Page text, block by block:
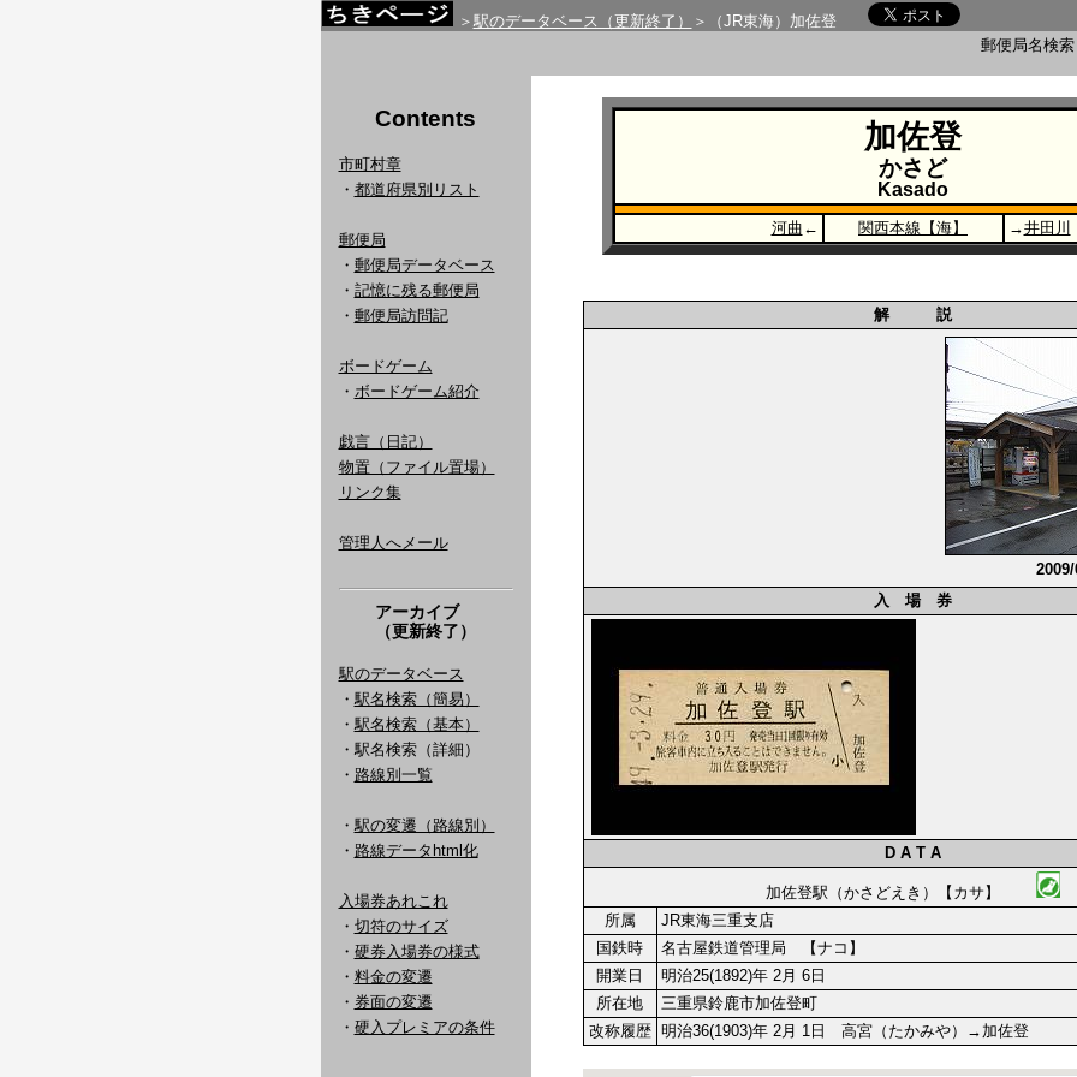
＞ 駅のデータベース（更新終了）
＞（JR東海）加佐登
郵便局名検
Contents
市町村章
・ 都道府県別リスト
郵便局
・ 郵便局データベース
・ 記憶に残る郵便局
・ 郵便局訪問記
ボードゲーム
・ ボードゲーム紹介
戯言（日記）
物置（ファイル置場）
リンク集
管理人へメール
アーカイブ
（更新終了）
駅のデータベース
・ 駅名検索（簡易）
・ 駅名検索（基本）
・駅名検索（詳細）
・ 路線別一覧
・ 駅の変遷（路線別）
・ 路線データhtml化
入場券あれこれ
・ 切符のサイズ
・ 硬券入場券の様式
・ 料金の変遷
・ 券面の変遷
・ 硬入プレミアの条件
加佐登
かさど
Kasado
河曲 ← 関西本線【海】 →井田川
解 説
入 場 券
D A T A
加佐登駅（かさどえき）【カサ】
所属
JR東海三重支店
国鉄時
名古屋鉄道管理局 【ナコ】
開業日
明治25(1892)年 2月 6日
所在地
三重県鈴鹿市加佐登町
改称履歴 明治36(1903)年 2月 1日 高宮（たかみや）→加佐登